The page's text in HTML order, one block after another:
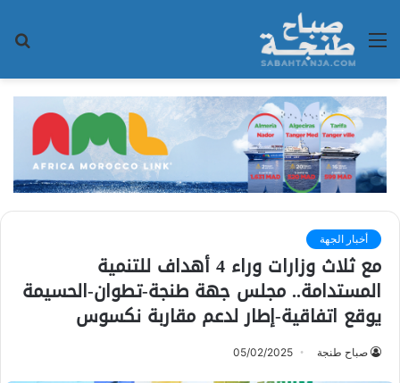
القائمة
أخبار الجهة
مع ثلاث وزارات وراء 4 أهداف للتنمية
المستدامة.. مجلس جهة طنجة-تطوان-الحسيمة
يوقع اتفاقية-إطار لدعم مقاربة نكسوس
صباح طنجة 05/02/2025